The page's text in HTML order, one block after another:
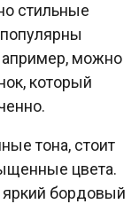
стильные
можно
который
тона, стоит
цвета.
бордовый